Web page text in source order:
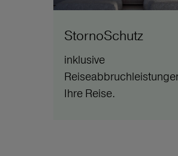
StornoSchutz
inklusive
Ihre Reise.